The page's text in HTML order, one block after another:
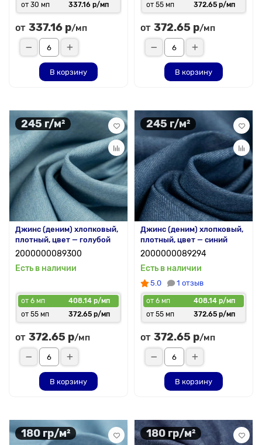
от 30 мп
337.16 р/мп
от 337.16 р/мп
В корзину
от 55 мп
372.65 р/мп
от 372.65 р/мп
В корзину
245 г/м²
Джинс (деним) хлопковый,
плотный, цвет — голубой
2000000089300
Есть в наличии
от 6 мп
408.14 р/мп
от 55 мп
372.65 р/мп
от 372.65 р/мп
В корзину
245 г/м²
Джинс (деним) хлопковый,
плотный, цвет — синий
2000000089294
Есть в наличии
5.0 1 отзыв
от 6 мп
408.14 р/мп
от 55 мп
372.65 р/мп
от 372.65 р/мп
В корзину
180 гр/м² 180 гр/м²